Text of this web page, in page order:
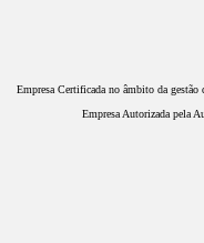
Empresa Certificada no âmbito da gestão
Empresa Autorizada pela